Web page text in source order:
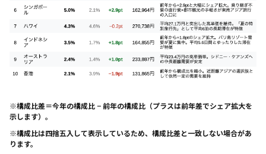
※構成比差＝今年の構成比 − 前年の構成比（プラスは前年差でシェア拡大を
示します）。
※構成比は四捨五入して表示しているため、構成比差と一致しない場合があ
ります。